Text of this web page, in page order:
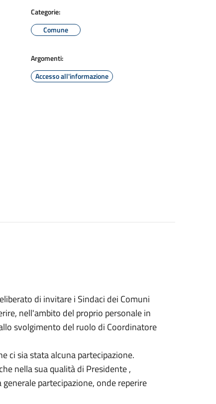
Categorie:
Comune
Argomenti:
Accesso all'informazione
di invitare i Sindaci dei Comuni
nell'ambito del proprio personale in
svolgimento del ruolo di Coordinatore
ci sia stata alcuna partecipazione.
nella sua qualità di Presidente ,
partecipazione, onde reperire